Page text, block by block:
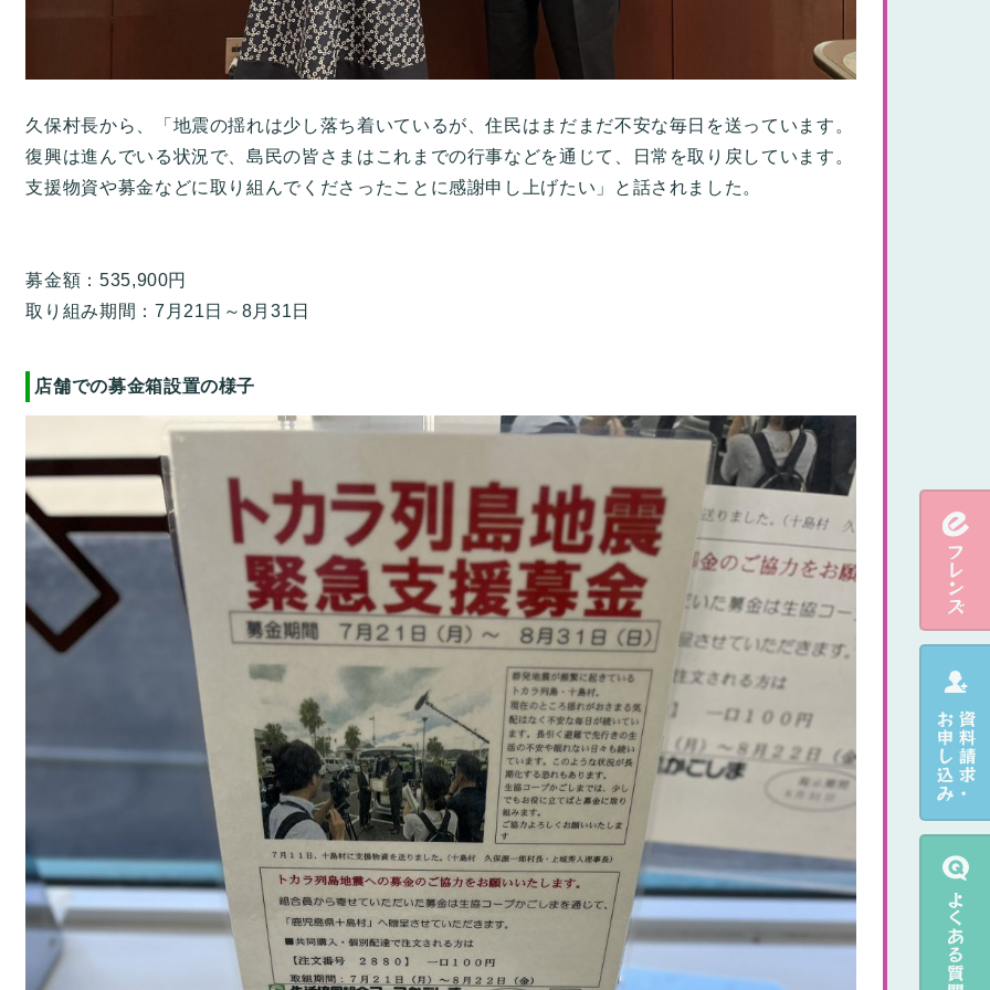
久保村長から、「地震の揺れは少し落ち着いているが、住民はまだまだ不安な毎日を送っています。
復興は進んでいる状況で、島民の皆さまはこれまでの行事などを通じて、日常を取り戻しています。
支援物資や募金などに取り組んでくださったことに感謝申し上げたい」と話されました。
募金額：535,900円
取り組み期間：7月21日～8月31日
店舗での募金箱設置の様子